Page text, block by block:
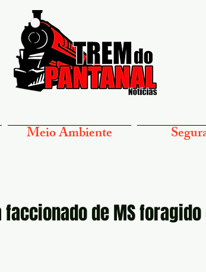
Meio Ambiente
faccionado de MS